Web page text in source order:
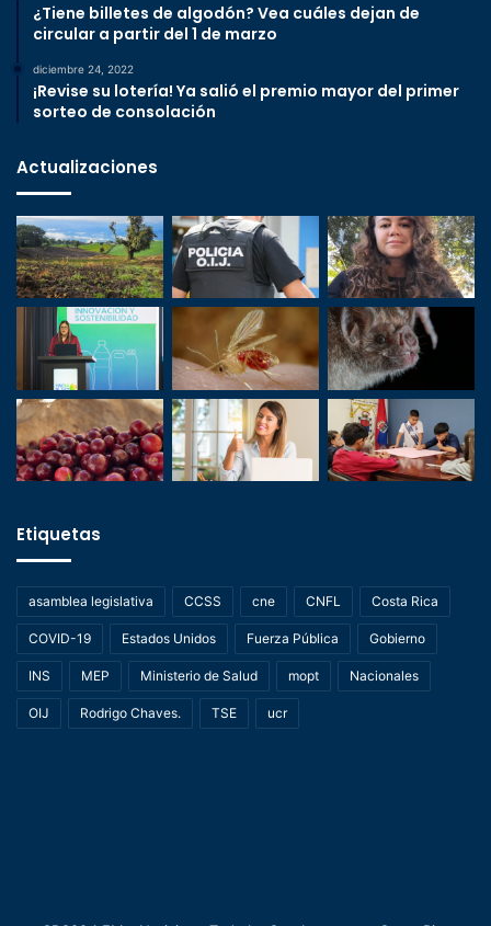
¿Tiene billetes de algodón? Vea cuáles dejan de
circular a partir del 1 de marzo
diciembre 24, 2022
¡Revise su lotería! Ya salió el premio mayor del primer
sorteo de consolación
Actualizaciones
Etiquetas
asamblea legislativa CCSS cne CNFL Costa Rica
COVID-19 Estados Unidos Fuerza Pública Gobierno
INS MEP Ministerio de Salud mopt Nacionales
OIJ Rodrigo Chaves. TSE ucr